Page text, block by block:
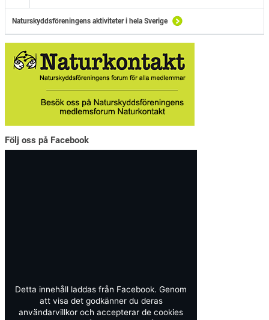
Naturskyddsföreningens aktiviteter i hela Sverige
Följ oss på Facebook
Detta innehåll laddas från Facebook. Genom
att visa det godkänner du deras
användarvillkor och accepterar de cookies